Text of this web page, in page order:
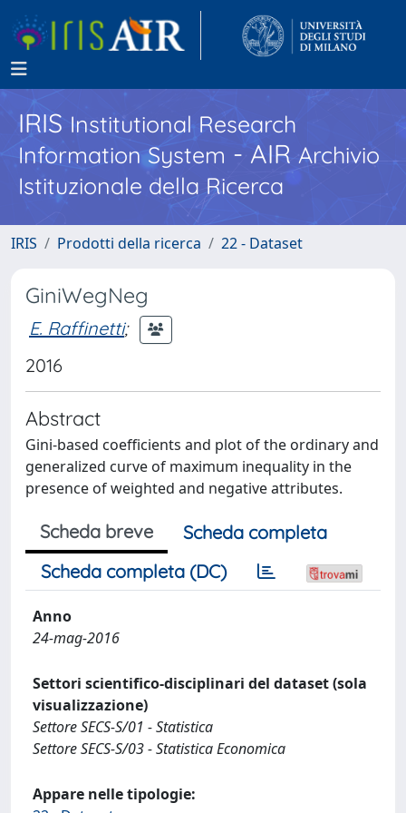
IRISInstitutional Research
Information System - AIR Archivio
Istituzionale della Ricerca
IRIS Prodotti della ricerca 22 - Dataset
GiniWegNeg
E. Raffinetti;
2016
Abstract
Gini-based coefficients and plot of the ordinary and
generalized curve of maximum inequality in the
presence of weighted and negative attributes.
Scheda breve
Scheda completa
Scheda completa (DC)
Anno
24-mag-2016
Settori scientifico-disciplinari del dataset (sola
visualizzazione)
Settore SECS-S/01 - Statistica
Settore SECS-S/03 - Statistica Economica
Appare nelle tipologie: